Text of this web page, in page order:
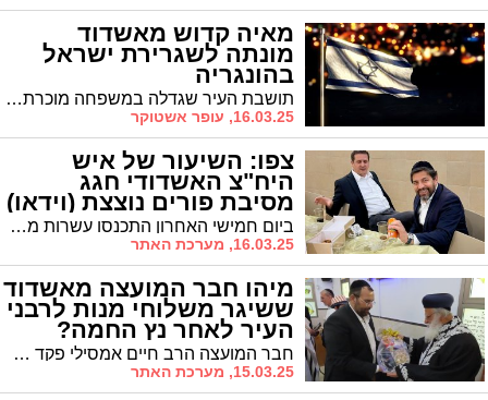
מאיה קדוש מאשדוד
מונתה לשגרירת ישראל
בהונגריה
תושבת העיר שגדלה במשפחה מוכרת באשדוד אושרה לתפקיד דיפלומטי בכיר. "גאה ושמחה לבשר על המינוי"
16.03.25, עופר אשטוקר
צפו: השיעור של איש
היח"צ האשדודי חגג
מסיבת פורים נוצצת (וידאו)
ביום חמישי האחרון התכנסו עשרות משפחות לחגיגה מיוחדת ומרגשת – סיום ספר תומר דבורה, עליו עמלו במשך תשעה חודשים, בשיעור השבועי שמתקיים על ידי הרב ערן שמחי. האירוע נערך במתנ"ס נווה יהונתן והיווה גם הזדמנות לציין את חג הפורים בשמחה גדולה
16.03.25, מערכת האתר
מיהו חבר המועצה מאשדוד
ששיגר משלוחי מנות לרבני
העיר לאחר נץ החמה?
חבר המועצה הרב חיים אמסילי פקד את בתי הרבנים הגאונים הספרדיים בעיר מיד לאחר נץ החמה בבחינת 'זריזין מקדימין במצוות' וזכה לברכותיהם החמימות
15.03.25, מערכת האתר